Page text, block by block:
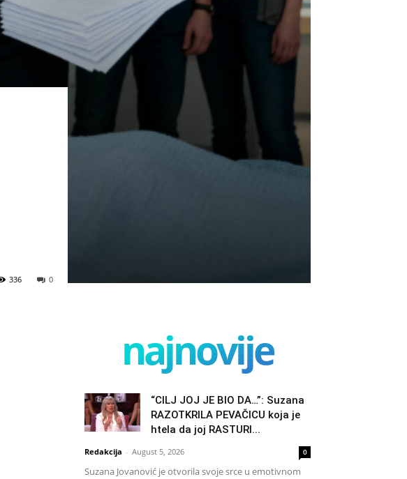
0
336
najnovije
“CILJ JOJ JE BIO DA…”: Suzana
RAZOTKRILA PEVAČICU koja je
htela da joj RASTURI...
Redakcija - August 5, 2026 0
Suzana Jovanović je otvorila svoje srce u emotivnom